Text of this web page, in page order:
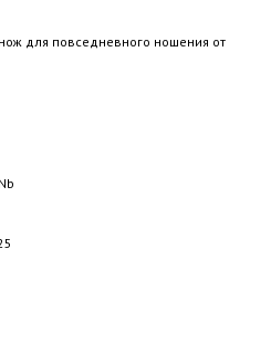
для повседневного ношения от